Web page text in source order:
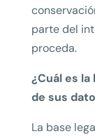
parte del
proceda.
¿Cuál es
de sus
La base